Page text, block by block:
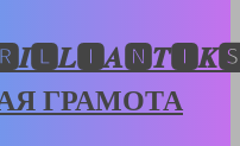
ГРАМОТА